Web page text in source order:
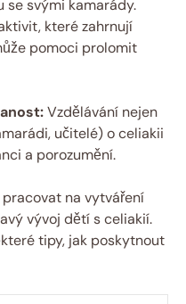
se svými kamarády.
které zahrnují
pomoci prolomit
Vzdělávání nejen
učitelé) o celiakii
a porozumění.
na vytváření
vývoj dětí s celiakií.
tipy, jak poskytnout